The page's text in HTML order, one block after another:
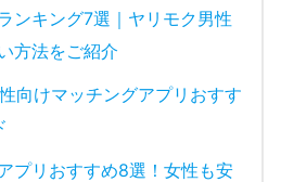
ンキング7選｜ヤリモク男性
方法をご紹介
向けマッチングアプリおすす
プリおすすめ8選！女性も安